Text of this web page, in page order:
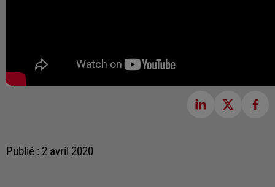
Publié : 2 avril 2020